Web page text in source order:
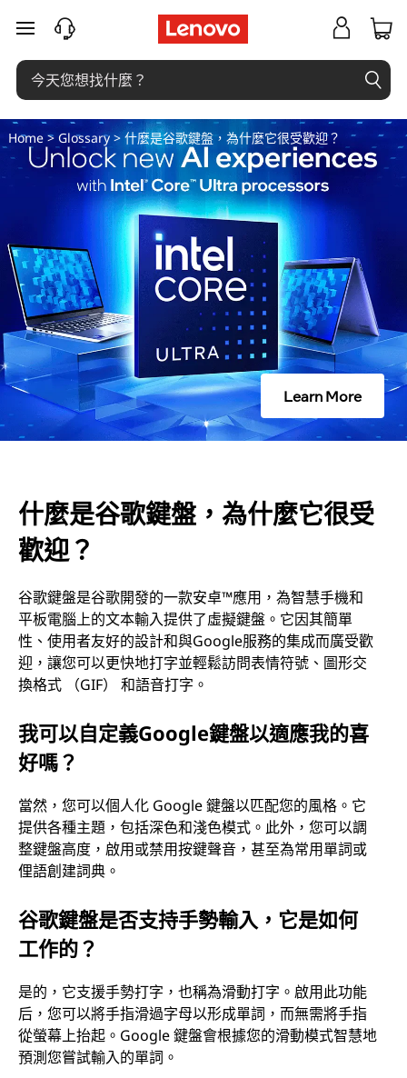
什
麼
是
谷
歌
盤
，
為
什
麼
很
受
歡
迎
？
跳至主要內容
Home> Glossary> 什麼是谷歌鍵盤，為什麼它很受歡迎？
Learn More
什麼是谷歌鍵盤，為什麼它很受
歡迎？
谷歌鍵盤是谷歌開發的一款安卓™應用，為智慧手機和
平板電腦上的文本輸入提供了虛擬鍵盤。它因其簡單
性、使用者友好的設計和與Google服務的集成而廣受歡
迎，讓您可以更快地打字並輕鬆訪問表情符號、圖形交
換格式 （GIF） 和語音打字。
我可以自定義Google鍵盤以適應我的喜
好嗎？
當然，您可以個人化 Google 鍵盤以匹配您的風格。它
提供各種主題，包括深色和淺色模式。此外，您可以調
整鍵盤高度，啟用或禁用按鍵聲音，甚至為常用單詞或
俚語創建詞典。
谷歌鍵盤是否支持手勢輸入，它是如何
工作的？
是的，它支援手勢打字，也稱為滑動打字。啟用此功能
后，您可以將手指滑過字母以形成單詞，而無需將手指
從螢幕上抬起。Google 鍵盤會根據您的滑動模式智慧地
預測您嘗試輸入的單詞。